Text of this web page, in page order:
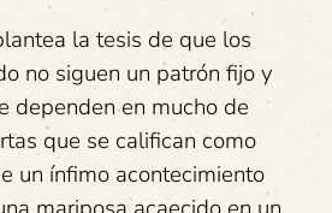
la tesis de que los
no siguen un patrón fijo y
dependen en mucho de
que se califican como
un ínfimo acontecimiento